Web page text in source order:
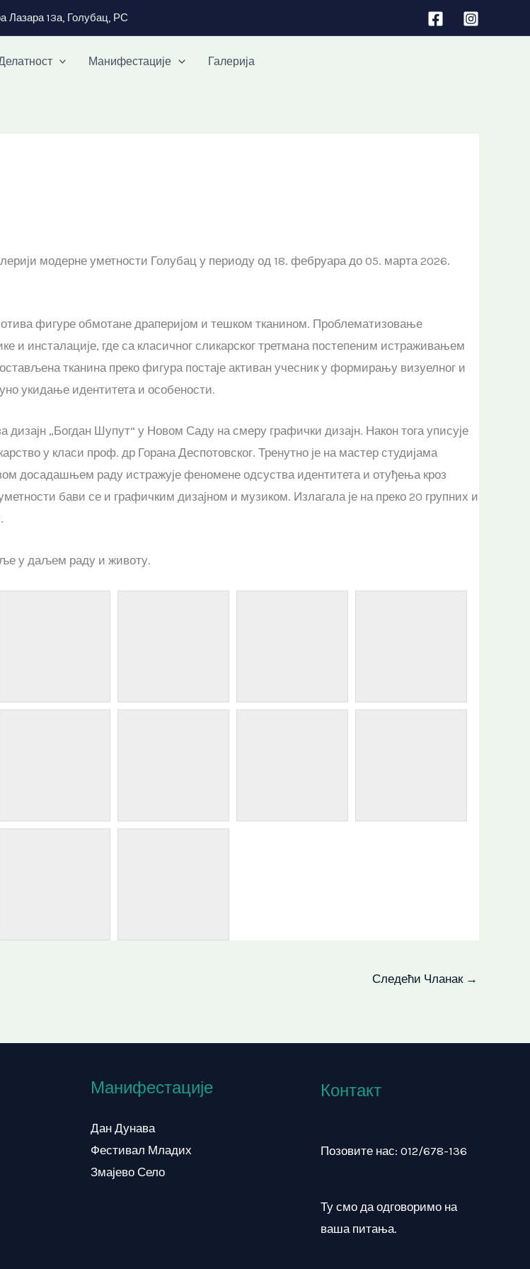
Лазара 13а, Голубац, РС
Манифестације Галерија
модерне уметности Голубац у периоду од 18. фебруара до 05. марта 2026.
фигуре обмотане драперијом и тешком тканином. Проблематизовање
и инсталације, где са класичног сликарског третмана постепеним истраживањем
тканина преко фигура постаје активан учесник у формирању визуелног и
укидање идентитета и особености.
„Богдан Шупут“ у Новом Саду на смеру графички дизајн. Након тога уписује
у класи проф. др Горана Деспотовског. Тренутно је на мастер студијама
досадашњем раду истражује феномене одсуства идентитета и отуђења кроз
бави се и графичким дизајном и музиком. Излагала је на преко 20 групних и
у даљем раду и животу.
Следећи Чланак →
Манифестације
Дан Дунава
Фестивал Младих
Змајево Село
Контакт
Позовите нас: 012/678-136
Ту смо да одговоримо на
ваша питања.